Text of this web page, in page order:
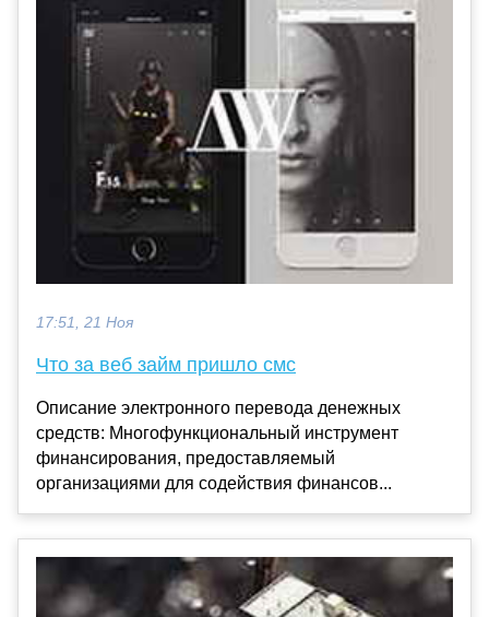
17:51, 21 Ноя
Что за веб займ пришло смс
Описание электронного перевода денежных
средств: Многофункциональный инструмент
финансирования, предоставляемый
организациями для содействия финансов...